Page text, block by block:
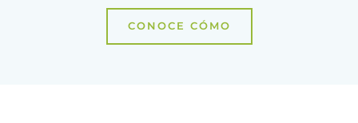
CONOCE CÓMO